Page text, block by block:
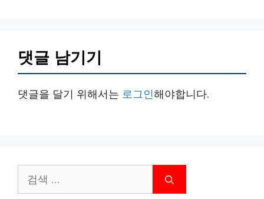
댓글 남기기
댓글을 달기 위해서는 로그인해야합니다.
색: